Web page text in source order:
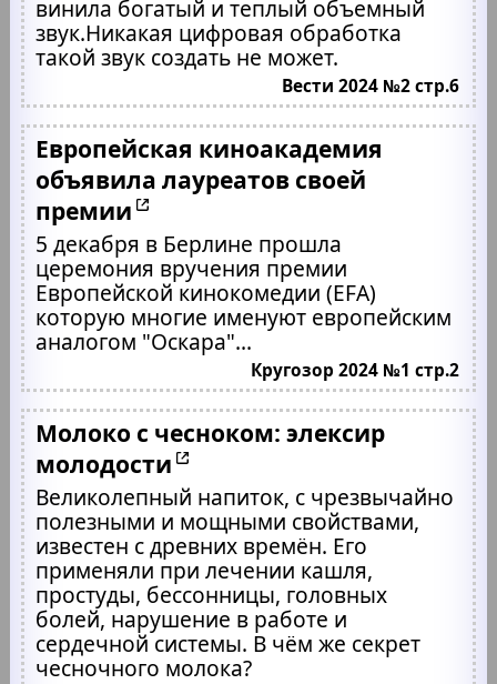
винила богатый и теплый объемный
звук.Никакая цифровая обработка
такой звук создать не может.
Вести 2024 №2 стр.6
Европейская киноакадемия
объявила лауреатов своей
премии
5 декабря в Берлине прошла
церемония вручения премии
Европейской кинокомедии (EFA)
которую многие именуют европейским
аналогом "Оскара"...
Кругозор 2024 №1 стр.2
Молоко с чесноком: элексир
молодости
Великолепный напиток, с чрезвычайно
полезными и мощными свойствами,
известен с древних времён. Его
применяли при лечении кашля,
простуды, бессонницы, головных
болей, нарушение в работе и
сердечной системы. В чём же секрет
чесночного молока?